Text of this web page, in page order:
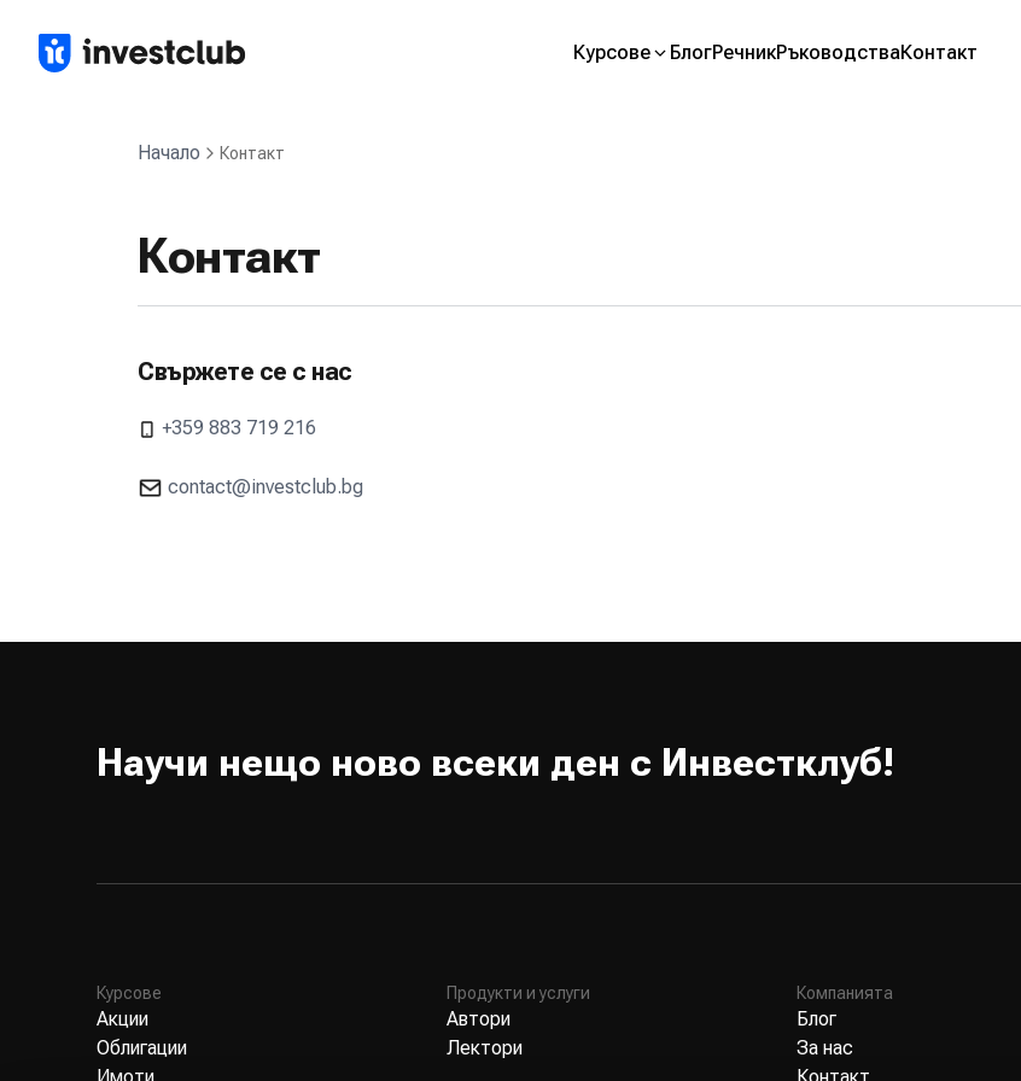
Курсове БлогРечникРъководстваКонтакт
Начало Контакт
Контакт
Свържете се с нас
+359 883 719 216
contact@investclub.bg
Научи нещо ново всеки ден с Инвестклуб!
Курсове
Акции
Облигации
Продукти и услуги
Автори
Лектори
Компанията
Блог
За нас